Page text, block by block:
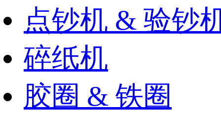
点钞机 & 验钞
碎纸机
胶圈 & 铁圈